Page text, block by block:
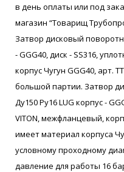
в день оплаты или под
магазин “Товарищ
Затвор дисковый
- GGG40, диск - SS316,
корпус Чугун GGG40, арт.
большой партии. Затвор
Ду150 Ру16 LUG корпус -
VITON, межфланцевый,
имеет материал корпуса
условному проходному
давление для работы 16